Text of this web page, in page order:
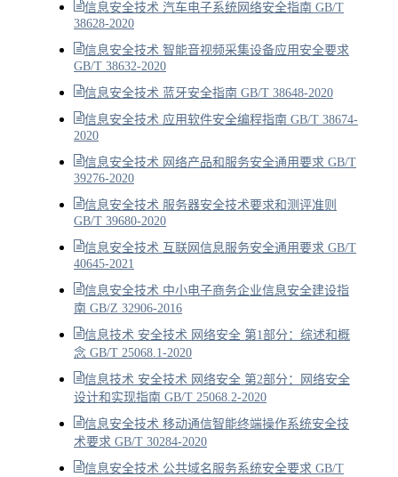
信息安全技术 汽车电子系统网络安全指南 GB/T
38628-2020
信息安全技术 智能音视频采集设备应用安全要求
GB/T 38632-2020
信息安全技术 蓝牙安全指南 GB/T 38648-2020
信息安全技术 应用软件安全编程指南 GB/T 38674-
2020
信息安全技术 网络产品和服务安全通用要求 GB/T
39276-2020
信息安全技术 服务器安全技术要求和测评准则
GB/T 39680-2020
信息安全技术 互联网信息服务安全通用要求 GB/T
40645-2021
信息安全技术 中小电子商务企业信息安全建设指
南 GB/Z 32906-2016
信息技术 安全技术 网络安全 第1部分：综述和概
念 GB/T 25068.1-2020
信息技术 安全技术 网络安全 第2部分：网络安全
设计和实现指南 GB/T 25068.2-2020
信息安全技术 移动通信智能终端操作系统安全技
术要求 GB/T 30284-2020
信息安全技术 公共域名服务系统安全要求 GB/T